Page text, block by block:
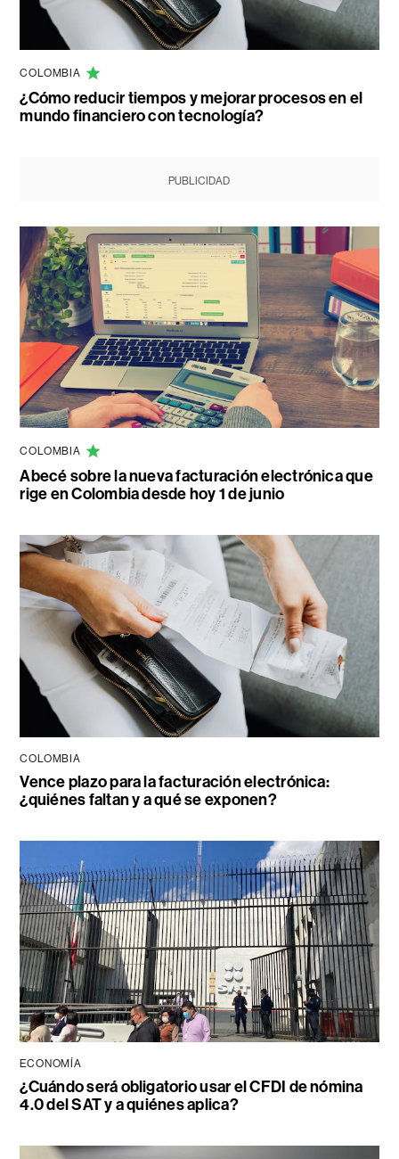
COLOMBIA
¿Cómo reducir tiempos y mejorar procesos en el
mundo financiero con tecnología?
PUBLICIDAD
COLOMBIA
Abecé sobre la nueva facturación electrónica que
rige en Colombia desde hoy 1 de junio
COLOMBIA
Vence plazo para la facturación electrónica:
¿quiénes faltan y a qué se exponen?
ECONOMÍA
¿Cuándo será obligatorio usar el CFDI de nómina
4.0 del SAT y a quiénes aplica?